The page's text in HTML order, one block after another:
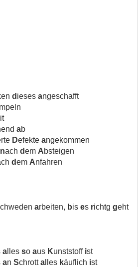
d ieses angeschafft
mpeln
ab
Defekte angekommen
nach dem Absteigen
dem Anfahren
chweden arbeiten, bis es richtg geht
a lles so aus Kunststoff ist
an Schrotta lles käuflich ist